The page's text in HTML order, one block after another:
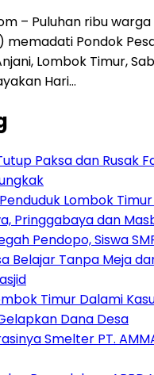
– Puluhan ribu
memadati Pondok
Lombok Timur,
Hari…
Paksa dan Rusak
Lombok Timur
Pringgabaya dan
Pendopo, Siswa
Belajar Tanpa Meja
Timur Dalami
Dana Desa
Smelter PT.